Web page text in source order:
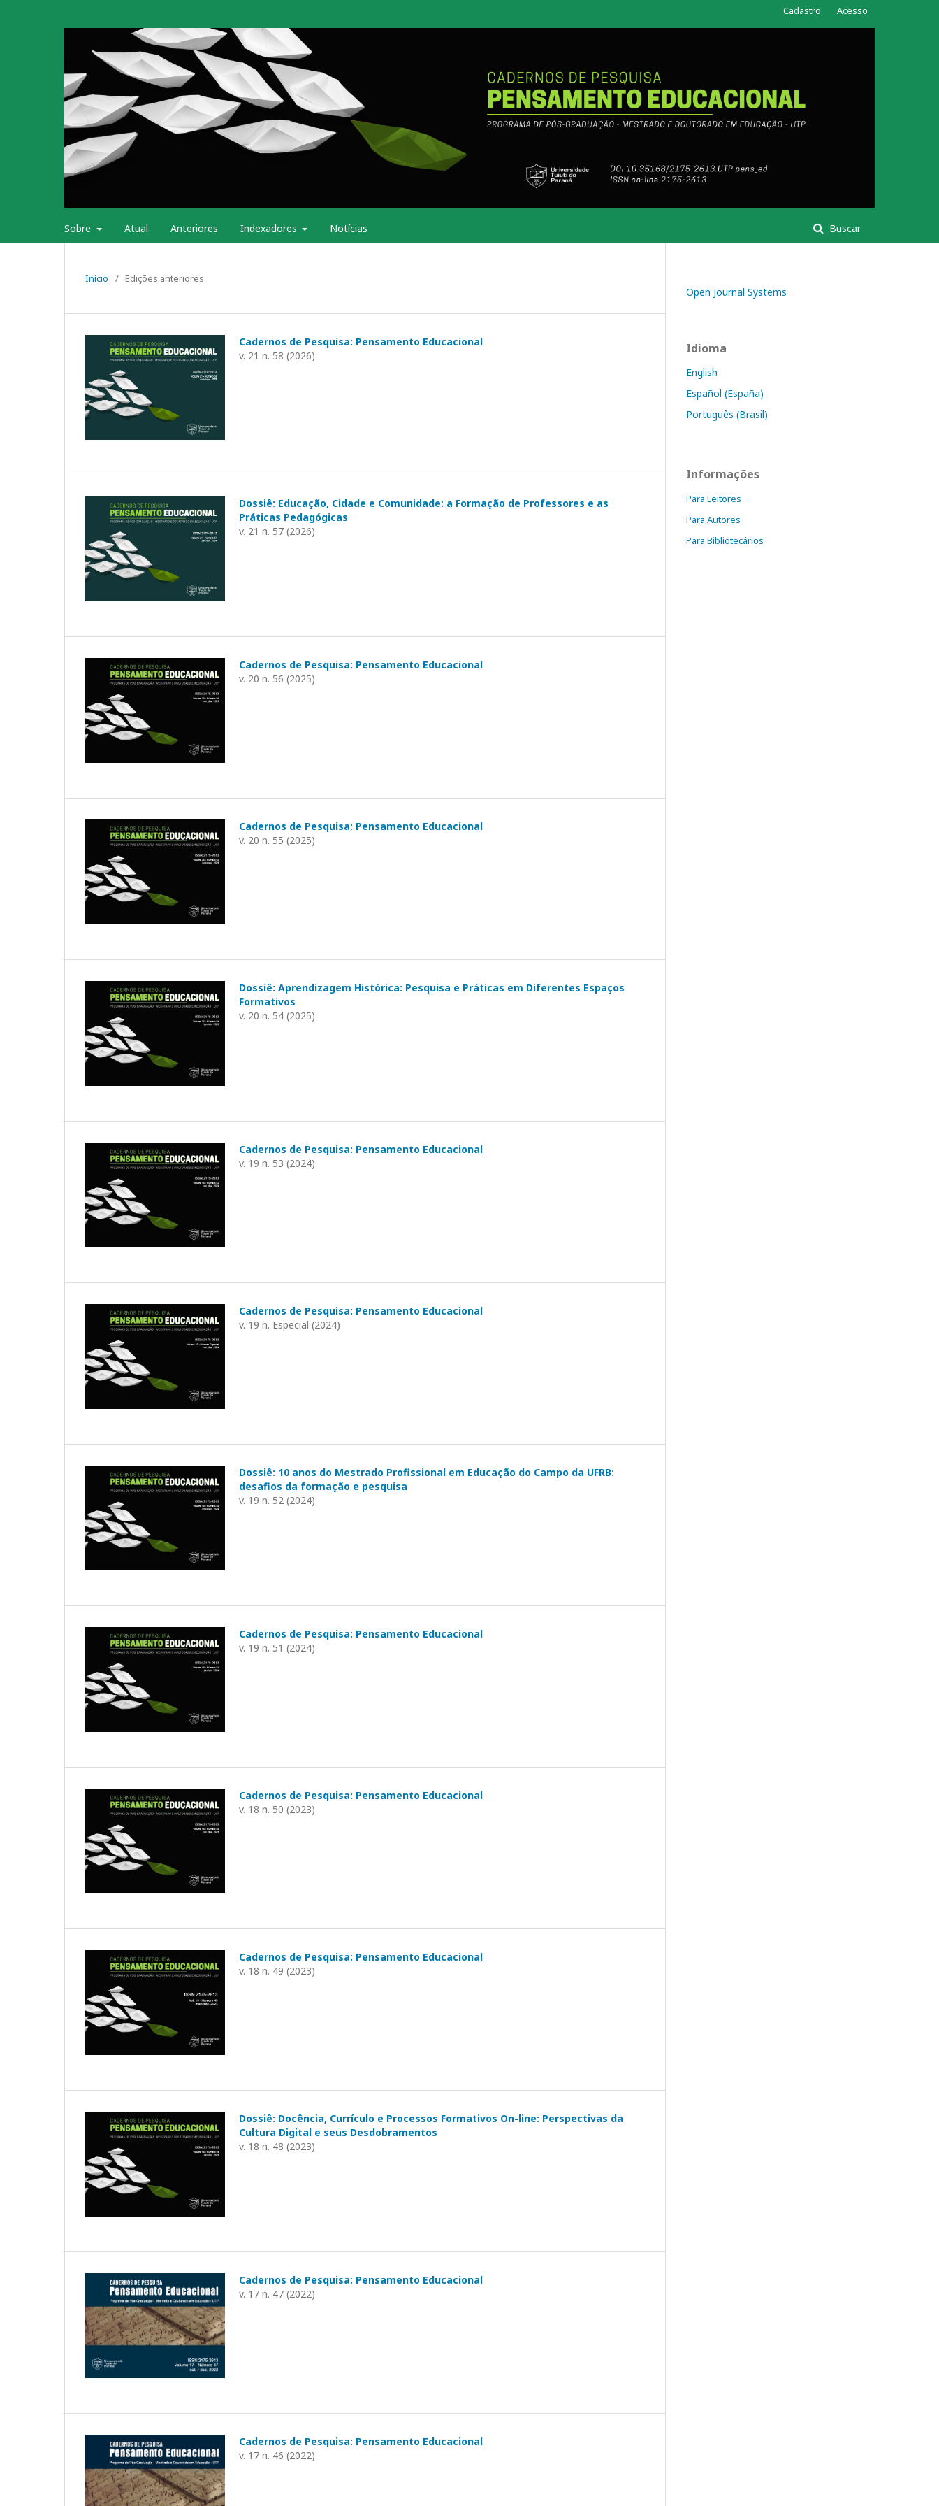
Sobre Atual Anteriores Indexadores Notícias Buscar
Cadastro Acesso
Início / Edições anteriores
Cadernos de Pesquisa: Pensamento Educacional
v. 21 n. 58 (2026)
Dossiê: Educação, Cidade e Comunidade: a Formação de Professores e as
Práticas Pedagógicas
v. 21 n. 57 (2026)
Cadernos de Pesquisa: Pensamento Educacional
v. 20 n. 56 (2025)
Cadernos de Pesquisa: Pensamento Educacional
v. 20 n. 55 (2025)
Dossiê: Aprendizagem Histórica: Pesquisa e Práticas em Diferentes Espaços
Formativos
v. 20 n. 54 (2025)
Cadernos de Pesquisa: Pensamento Educacional
v. 19 n. 53 (2024)
Cadernos de Pesquisa: Pensamento Educacional
v. 19 n. Especial (2024)
Dossiê: 10 anos do Mestrado Profissional em Educação do Campo da UFRB:
desafios da formação e pesquisa
v. 19 n. 52 (2024)
Cadernos de Pesquisa: Pensamento Educacional
v. 19 n. 51 (2024)
Cadernos de Pesquisa: Pensamento Educacional
v. 18 n. 50 (2023)
Cadernos de Pesquisa: Pensamento Educacional
v. 18 n. 49 (2023)
Dossiê: Docência, Currículo e Processos Formativos On-line: Perspectivas da
Cultura Digital e seus Desdobramentos
v. 18 n. 48 (2023)
Cadernos de Pesquisa: Pensamento Educacional
v. 17 n. 47 (2022)
Cadernos de Pesquisa: Pensamento Educacional
v. 17 n. 46 (2022)
Open Journal Systems
Idioma
English
Español (España)
Português (Brasil)
Informações
Para Leitores
Para Autores
Para Bibliotecários